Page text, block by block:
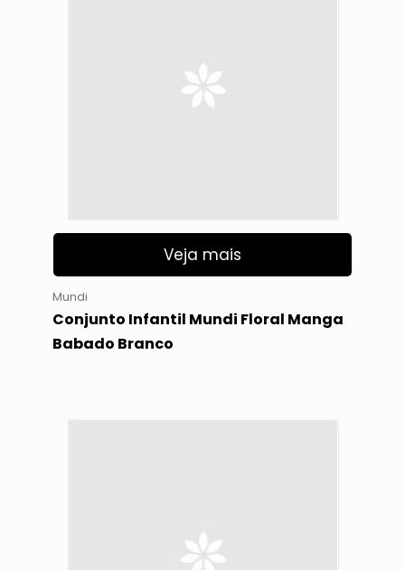
Veja mais
Mundi
Conjunto Infantil Mundi Floral Manga
Babado Branco